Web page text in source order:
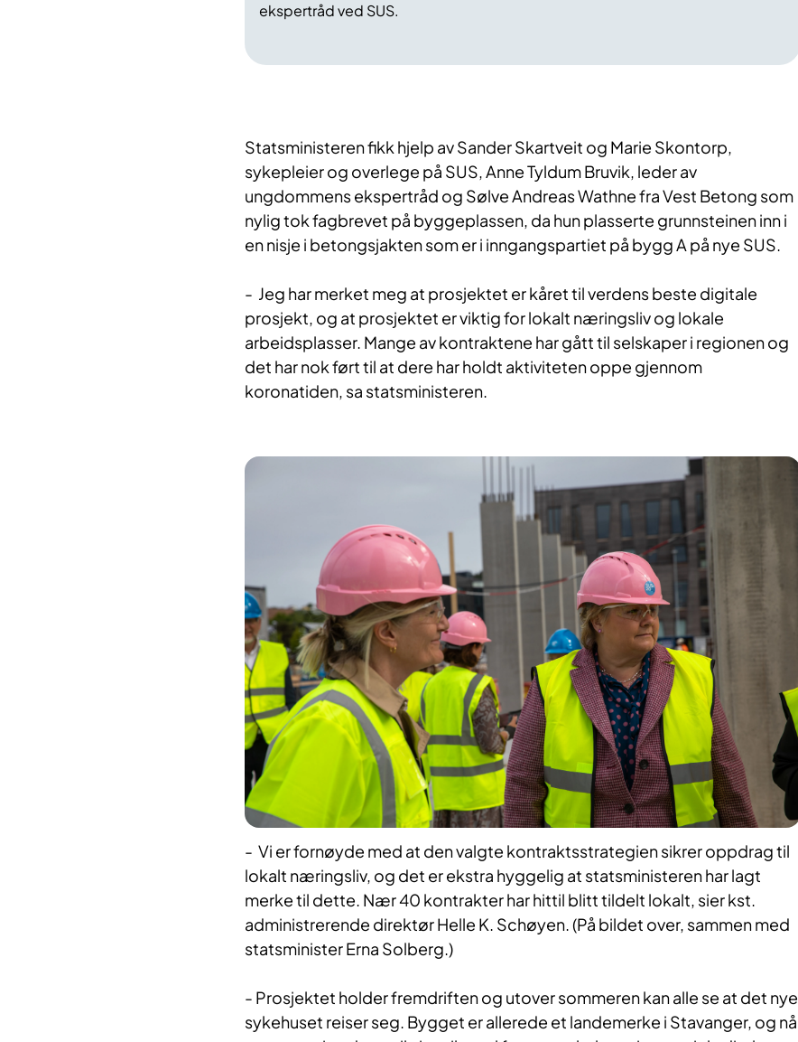
ekspertråd ved SUS.
Statsministeren fikk hjelp av Sander Skartveit og Marie Skontorp,
sykepleier og overlege på SUS, Anne Tyldum Bruvik, leder av
ungdommens ekspertråd og Sølve Andreas Wathne fra Vest Betong som
nylig tok fagbrevet på byggeplassen, da hun plasserte grunnsteinen inn i
en nisje i betongsjakten som er i inngangspartiet på bygg A på nye SUS.
- Jeg har merket meg at prosjektet er kåret til verdens beste digitale
prosjekt, og at prosjektet er viktig for lokalt næringsliv og lokale
arbeidsplasser. Mange av kontraktene har gått til selskaper i regionen og
det har nok ført til at dere har holdt aktiviteten oppe gjennom
koronatiden, sa statsministeren.
- Vi er fornøyde med at den valgte kontraktsstrategien sikrer oppdrag til
lokalt næringsliv, og det er ekstra hyggelig at statsministeren har lagt
merke til dette. Nær 40 kontrakter har hittil blitt tildelt lokalt, sier kst.
administrerende direktør Helle K. Schøyen. (På bildet over, sammen med
statsminister Erna Solberg.)
- Prosjektet holder fremdriften og utover sommeren kan alle se at det nye
sykehuset reiser seg. Bygget er allerede et landemerke i Stavanger, og nå